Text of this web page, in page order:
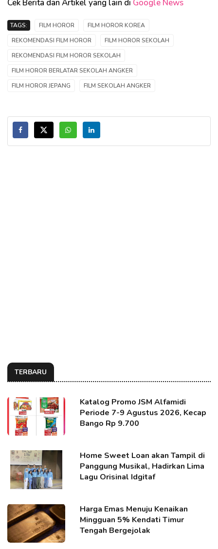
Cek Berita dan Artikel yang lain di Google News
TAGS: FILM HOROR
FILM HOROR KOREA
REKOMENDASI FILM HOROR
FILM HOROR SEKOLAH
REKOMENDASI FILM HOROR SEKOLAH
FILM HOROR BERLATAR SEKOLAH ANGKER
FILM HOROR JEPANG
FILM SEKOLAH ANGKER
TERBARU
Katalog Promo JSM Alfamidi
Periode 7-9 Agustus 2026, Kecap
Bango Rp 9.700
Home Sweet Loan akan Tampil di
Panggung Musikal, Hadirkan Lima
Lagu Orisinal Idgitaf
Harga Emas Menuju Kenaikan
Mingguan 5% Kendati Timur
Tengah Bergejolak